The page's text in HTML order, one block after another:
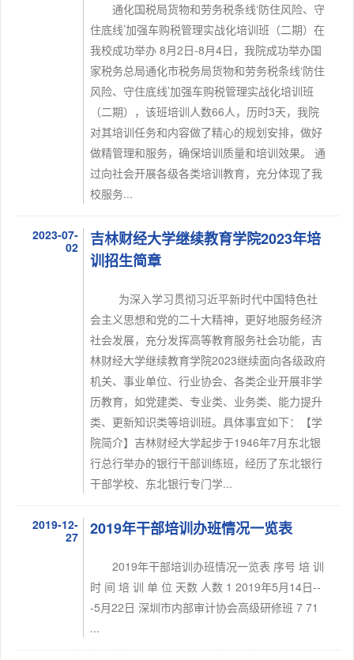
通化国税局货物和劳务税条线‘防住风险、守
住底线’加强车购税管理实战化培训班（二期）在
我校成功举办 8月2日-8月4日，我院成功举办国
家税务总局通化市税务局货物和劳务税条线‘防住
风险、守住底线’加强车购税管理实战化培训班
（二期），该班培训人数66人，历时3天，我院
对其培训任务和内容做了精心的规划安排，做好
做精管理和服务，确保培训质量和培训效果。 通
过向社会开展各级各类培训教育，充分体现了我
校服务...
2023-07-
02
吉林财经大学继续教育学院2023年培
训招生简章
为深入学习贯彻习近平新时代中国特色社
会主义思想和党的二十大精神，更好地服务经济
社会发展，充分发挥高等教育服务社会功能，吉
林财经大学继续教育学院2023继续面向各级政府
机关、事业单位、行业协会、各类企业开展非学
历教育，如党建类、专业类、业务类、能力提升
类、更新知识类等培训班。具体事宜如下：【学
院简介】吉林财经大学起步于1946年7月东北银
行总行举办的银行干部训练班，经历了东北银行
干部学校、东北银行专门学...
2019-12-
27
2019年干部培训办班情况一览表
2019年干部培训办班情况一览表 序号 培 训
时 间 培 训 单 位 天数 人数 1 2019年5月14日--
-5月22日 深圳市内部审计协会高级研修班 7 71
...